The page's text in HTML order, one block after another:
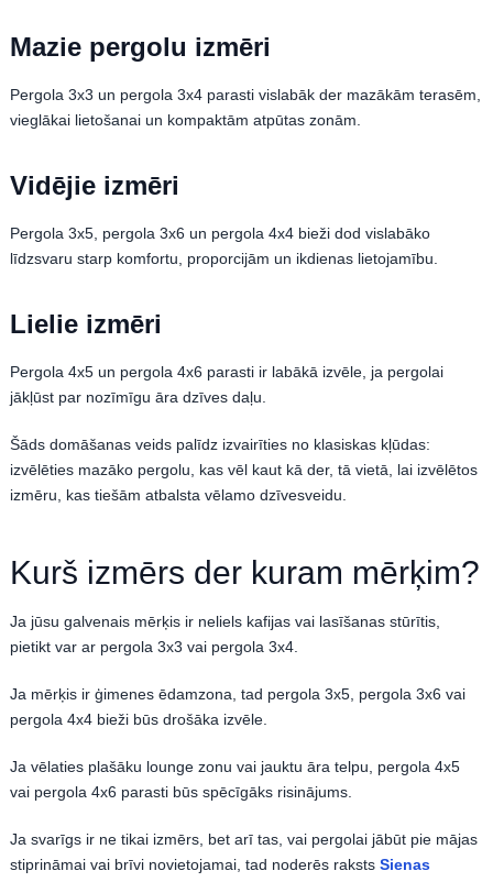
Mazie pergolu izmēri
Pergola 3x3 un pergola 3x4 parasti vislabāk der mazākām terasēm,
vieglākai lietošanai un kompaktām atpūtas zonām.
Vidējie izmēri
Pergola 3x5, pergola 3x6 un pergola 4x4 bieži dod vislabāko
līdzsvaru starp komfortu, proporcijām un ikdienas lietojamību.
Lielie izmēri
Pergola 4x5 un pergola 4x6 parasti ir labākā izvēle, ja pergolai
jākļūst par nozīmīgu āra dzīves daļu.
Šāds domāšanas veids palīdz izvairīties no klasiskas kļūdas:
izvēlēties mazāko pergolu, kas vēl kaut kā der, tā vietā, lai izvēlētos
izmēru, kas tiešām atbalsta vēlamo dzīvesveidu.
Kurš izmērs der kuram mērķim?
Ja jūsu galvenais mērķis ir neliels kafijas vai lasīšanas stūrītis,
pietikt var ar pergola 3x3 vai pergola 3x4.
Ja mērķis ir ģimenes ēdamzona, tad pergola 3x5, pergola 3x6 vai
pergola 4x4 bieži būs drošāka izvēle.
Ja vēlaties plašāku lounge zonu vai jauktu āra telpu, pergola 4x5
vai pergola 4x6 parasti būs spēcīgāks risinājums.
Ja svarīgs ir ne tikai izmērs, bet arī tas, vai pergolai jābūt pie mājas
stiprināmai vai brīvi novietojamai, tad noderēs raksts Sienas